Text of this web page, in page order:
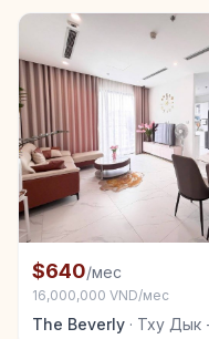
Квартира в
$640/мес
16,000,000 VND/мес
The Beverly · Тху Дык